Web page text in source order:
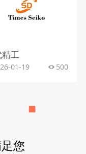
工
01-19 500
您